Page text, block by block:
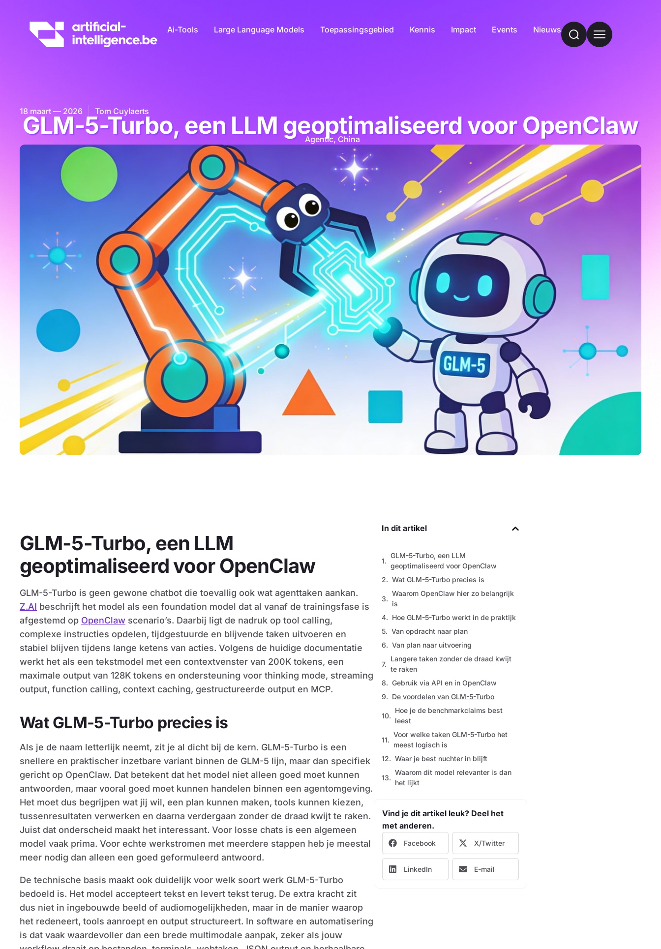
Ai-Tools Large Language Models Toepassingsgebied Kennis Impact Events Nieuws
18 maart — 2026 Tom Cuylaerts
GLM-5-Turbo, een LLM geoptimaliseerd voor OpenClaw
Agentic, China
GLM-5-Turbo, een LLM
geoptimaliseerd voor OpenClaw
GLM-5-Turbo is geen gewone chatbot die toevallig ook wat agenttaken aankan.
Z.AI beschrijft het model als een foundation model dat al vanaf de trainingsfase is
afgestemd op OpenClaw scenario’s. Daarbij ligt de nadruk op tool calling,
complexe instructies opdelen, tijdgestuurde en blijvende taken uitvoeren en
stabiel blijven tijdens lange ketens van acties. Volgens de huidige documentatie
werkt het als een tekstmodel met een contextvenster van 200K tokens, een
maximale output van 128K tokens en ondersteuning voor thinking mode, streaming
output, function calling, context caching, gestructureerde output en MCP.
Wat GLM-5-Turbo precies is
Als je de naam letterlijk neemt, zit je al dicht bij de kern. GLM-5-Turbo is een
snellere en praktischer inzetbare variant binnen de GLM-5 lijn, maar dan specifiek
gericht op OpenClaw. Dat betekent dat het model niet alleen goed moet kunnen
antwoorden, maar vooral goed moet kunnen handelen binnen een agentomgeving.
Het moet dus begrijpen wat jij wil, een plan kunnen maken, tools kunnen kiezen,
tussenresultaten verwerken en daarna verdergaan zonder de draad kwijt te raken.
Juist dat onderscheid maakt het interessant. Voor losse chats is een algemeen
model vaak prima. Voor echte werkstromen met meerdere stappen heb je meestal
meer nodig dan alleen een goed geformuleerd antwoord.
De technische basis maakt ook duidelijk voor welk soort werk GLM-5-Turbo
bedoeld is. Het model accepteert tekst en levert tekst terug. De extra kracht zit
dus niet in ingebouwde beeld of audiomogelijkheden, maar in de manier waarop
het redeneert, tools aanroept en output structureert. In software en automatisering
is dat vaak waardevoller dan een brede multimodale aanpak, zeker als jouw
In dit artikel
GLM-5-Turbo, een LLM
geoptimaliseerd voor OpenClaw
Wat GLM-5-Turbo precies is
Waarom OpenClaw hier zo belangrijk
is
Hoe GLM-5-Turbo werkt in de praktijk
Van opdracht naar plan
Van plan naar uitvoering
Langere taken zonder de draad kwijt
te raken
Gebruik via API en in OpenClaw
De voordelen van GLM-5-Turbo
Hoe je de benchmarkclaims best
leest
Voor welke taken GLM-5-Turbo het
meest logisch is
Waar je best nuchter in blijft
Waarom dit model relevanter is dan
het lijkt
Vind je dit artikel leuk? Deel het
met anderen.
Facebook X/Twitter
LinkedIn E-mail